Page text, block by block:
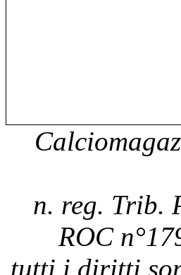
n. reg. Trib.
ROC
tutti i diritti